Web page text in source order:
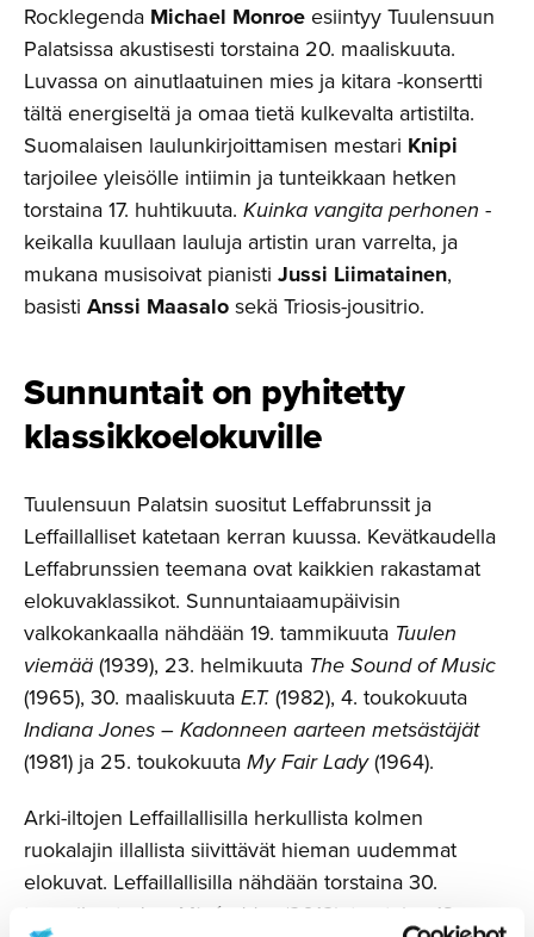
Rocklegenda Michael Monroeesiintyy Tuulensuun
Palatsissa akustisesti torstaina 20. maaliskuuta.
Luvassa on ainutlaatuinen mies ja kitara -konsertti
tältä energiseltä ja omaa tietä kulkevalta artistilta.
Suomalaisen laulunkirjoittamisen mestari Knipi
tarjoilee yleisölle intiimin ja tunteikkaan hetken
torstaina 17. huhtikuuta. Kuinka vangita perhonen -
keikalla kuullaan lauluja artistin uran varrelta, ja
mukana musisoivat pianisti Jussi Liimatainen,
basisti Anssi Maasalosekä Triosis-jousitrio.
Sunnuntait on pyhitetty
klassikkoe­lo­kuville
Tuulensuun Palatsin suositut Leffabrunssit ja
Leffaillalliset katetaan kerran kuussa. Kevätkaudella
Leffabrunssien teemana ovat kaikkien rakastamat
elokuvaklassikot. Sunnuntaiaamupäivisin
valkokankaalla nähdään 19. tammikuuta Tuulen
viemää(1939), 23. helmikuuta The Sound of Music
(1965), 30. maaliskuutaE.T.(1982), 4. toukokuuta
Indiana Jones – Kadonneen aarteen metsästäjät
(1981) ja 25. toukokuutaMy Fair Lady(1964).
Arki-iltojen Leffaillallisilla herkullista kolmen
ruokalajin illallista siivittävät hieman uudemmat
elokuvat. Leffaillallisilla nähdään torstaina 30.
tammikuuta
Les Misérables
(2012), torstaina 13.